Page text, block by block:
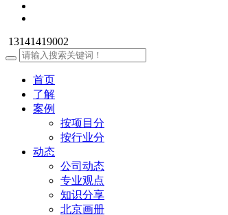
13141419002
首页
了解
案例
按项目分
按行业分
动态
公司动态
专业观点
知识分享
北京画册